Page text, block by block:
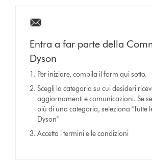
Entra a far parte della
Dyson
Per iniziare, compila il form qui sotto.
Scegli la categoria su cui desideri
aggiornamenti e comunicazioni. Se
più di una categoria, seleziona "Tutte
Dyson"
Accetta i termini e le condizioni